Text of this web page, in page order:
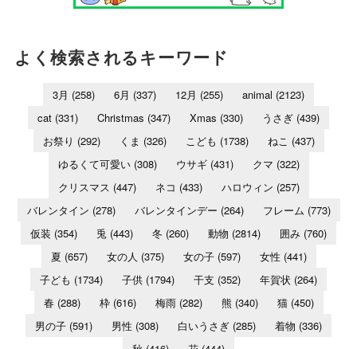
よく検索されるキーワード
3月 (258) 6月 (337) 12月 (255) animal (2123)
cat (331) Christmas (347) Xmas (330) うさぎ (439)
お祭り (292) くま (326) こども (1738) ねこ (437)
ゆるくて可愛い(308) ウサギ(431) クマ (322)
クリスマス (447) ネコ (433) ハロウィン (257)
バレンタイン (278) バレンタインデー (264) フレーム (773)
仮装 (354) 兎 (443) 冬 (260) 動物 (2814) 囲み (760)
夏 (657) 女の人 (375) 女の子(597) 女性 (441)
子ども (1734) 子供 (1794) 干支 (352) 年賀状 (264)
春(288) 枠(616) 梅雨(282) 熊 (340) 猫(450)
男の子 (591) 男性 (308) 白いうさぎ (285) 着物 (336)